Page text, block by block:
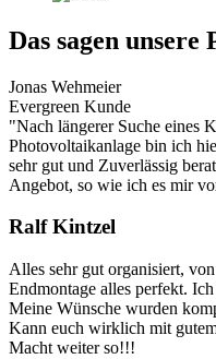
Das sagen
Jonas Wehmeier
Evergreen Kunde
"Nach längerer Suche eines
Photovoltaikanlage bin ich
sehr gut und Zuverlässig
Angebot, so wie ich es mir
Ralf Kintzel
Alles sehr gut organisiert,
Endmontage alles perfekt.
Meine Wünsche wurden
Kann euch wirklich mit
Macht weiter so!!!